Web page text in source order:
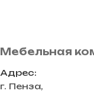
Мебельная
Адрес:
г. Пенза,